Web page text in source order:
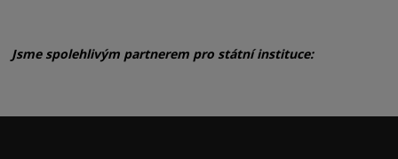
Jsme spolehlivým partnerem pro státní instituce: